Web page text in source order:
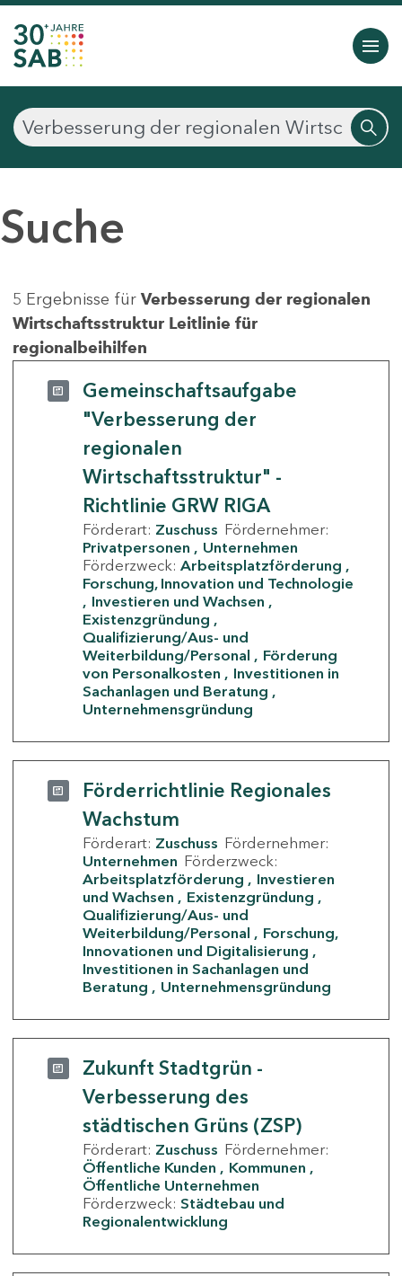
Suche
5 Ergebnisse für Verbesserung der regionalen
Wirtschaftsstruktur Leitlinie für
regionalbeihilfen
Gemeinschaftsaufgabe
"Verbesserung der
regionalen
Wirtschaftsstruktur" -
Richtlinie GRW RIGA
Förderart: Zuschuss Fördernehmer:
Privatpersonen
Unternehmen
Förderzweck: Arbeitsplatzförderung
Forschung, Innovation und Technologie
Investieren und Wachsen
Existenzgründung
Qualifizierung/Aus- und
Weiterbildung/Personal
Förderung
von Personalkosten
Investitionen in
Sachanlagen und Beratung
Unternehmensgründung
Förderrichtlinie Regionales
Wachstum
Förderart: Zuschuss Fördernehmer:
Unternehmen Förderzweck:
Arbeitsplatzförderung
Investieren
und Wachsen
Existenzgründung
Qualifizierung/Aus- und
Weiterbildung/Personal
Forschung,
Innovationen und Digitalisierung
Investitionen in Sachanlagen und
Beratung
Unternehmensgründung
Zukunft Stadtgrün -
Verbesserung des
städtischen Grüns (ZSP)
Förderart: Zuschuss Fördernehmer:
Öffentliche Kunden
Kommunen
Öffentliche Unternehmen
Förderzweck: Städtebau und
Regionalentwicklung